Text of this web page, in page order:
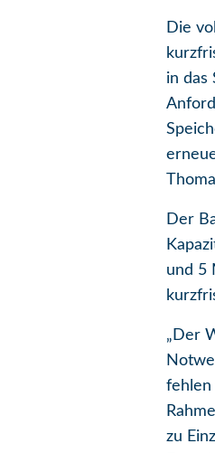
Die
in das
Der
und 5
„Der
fehlen
zu